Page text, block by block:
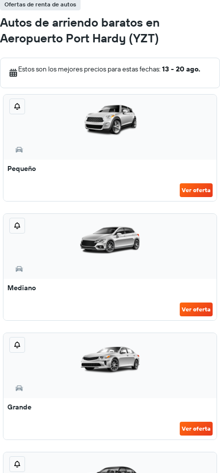
Ofertas de renta de autos
Autos de arriendo baratos en
Aeropuerto Port Hardy (YZT)
Estos son los mejores precios para estas fechas: 13 - 20 ago.
Pequeño
Ver oferta
Mediano
Ver oferta
Grande
Ver oferta